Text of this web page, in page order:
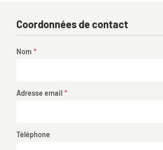
Coordonnées de contact
Nom
Adresse email
Téléphone